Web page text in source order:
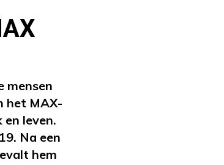
mensen
het MAX-
leven.
Na een
hem